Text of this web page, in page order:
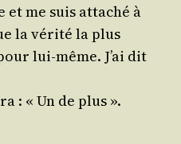
et me suis atta­ché à
la véri­té la plus
lui-même. J’ai dit
: « Un de plus ».